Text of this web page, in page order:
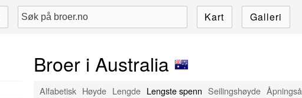
Kart Galleri
Broer i Australia
Alfabetisk Høyde Lengde Lengste spenn Seilingshøyde